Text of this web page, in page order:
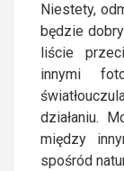
Niestety,
będzie
liście
innymi
działaniu.
między
spośród